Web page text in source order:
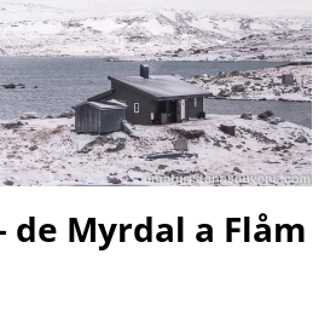
de Myrdal a Flåm